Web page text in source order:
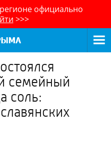
официально
>>>
семейный
соль: